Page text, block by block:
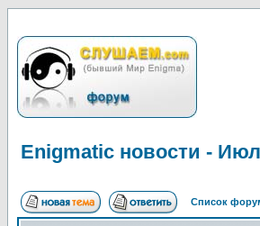
Enigmatic новости -
Список